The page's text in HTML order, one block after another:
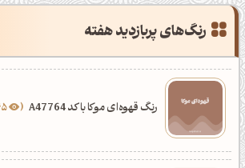
رنگ‌های پربازدید هفته
رنگ قهوه‌ای موکا با کد A47764 4,145